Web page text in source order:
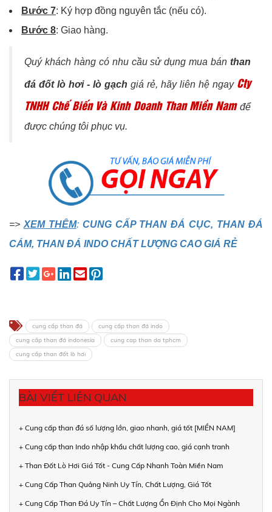
Bước 7: Ký hợp đồng nguyên tắc (nếu có).
Bước 8: Giao hàng.
Quý khách hàng có nhu cầu sử dụng mua bán than
đá đốt lò hơi - lò gạch giá rẻ, hãy liên hệ ngay Cty
TNHH Chế Biến Và Kinh Doanh Than Miền Namđể
được chúng tôi phục vụ.
=> XEM THÊM: CUNG CẤP THAN ĐÁ CỤC, THAN ĐÁ
CÁM, THAN ĐÁ INDO CHẤT LƯỢNG CAO GIÁ RẺ
cung cấp than đá
cung cấp than đá indo
cung cấp than đá indonesia
cung cap than da tphcm
cung cấp than đốt lò hơi
BÀI VIẾT LIÊN QUAN
+ Cung cấp than đá số lượng lớn, giao nhanh, giá tốt [MIỀN NAM]
+ Cung cấp than Indo nhập khẩu chất lượng cao, giá cạnh tranh
+ Than Đốt Lò Hơi Giá Tốt - Cung Cấp Nhanh Toàn Miền Nam
+ Cung Cấp Than Quảng Ninh Uy Tín, Chất Lượng, Giá Tốt
+ Cung Cấp Than Đá Uy Tín – Chất Lượng Ổn Định Cho Mọi Ngành